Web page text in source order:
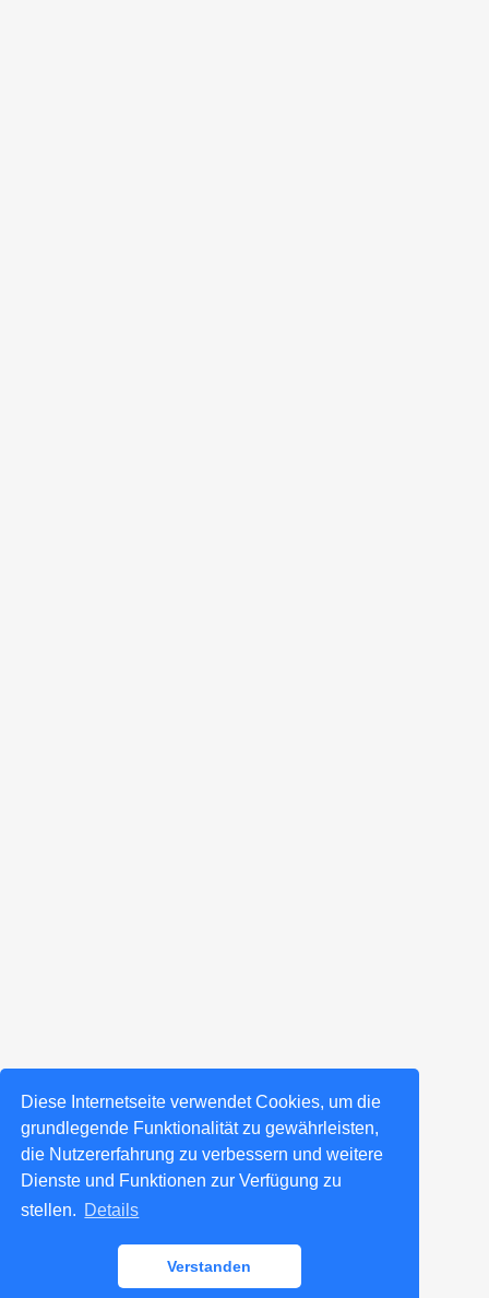
Diese Internetseite verwendet Cookies, um die
grundlegende Funktionalität zu gewährleisten,
die Nutzererfahrung zu verbessern und weitere
Dienste und Funktionen zur Verfügung zu
stellen. Details
Verstanden